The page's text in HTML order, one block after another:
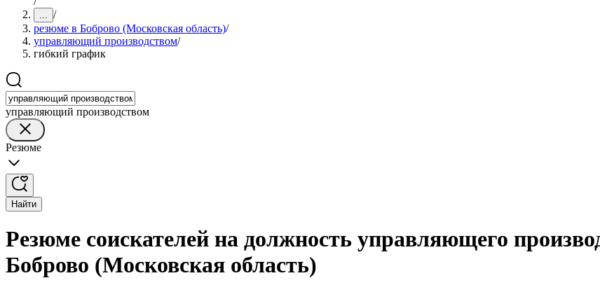
... /
резюме в Боброво (Московская область)/
управляющий производством/
гибкий график
управляющий производством
Резюме
Найти
Резюме соискателей на должность управляющего
Боброво (Московская область)